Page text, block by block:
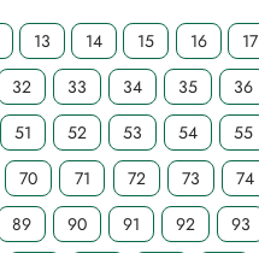
13 14 15 16 17
32 33 34 35 36
51 52 53 54 55
70 71 72 73 74
89 90 91 92 93